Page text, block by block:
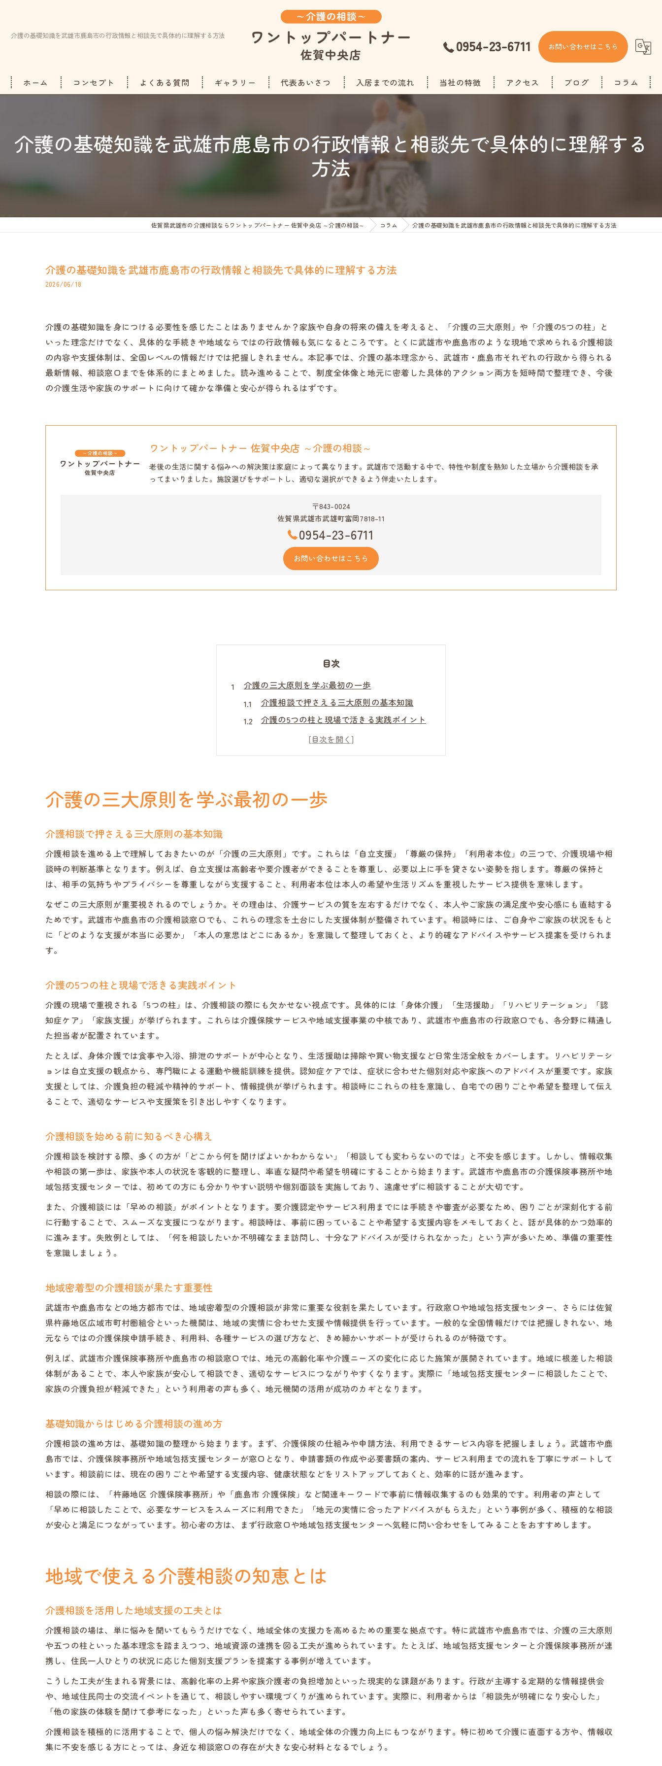
介護の基礎知識を武雄市鹿島市の行政情報と相談先で具体的に理解する方法
0954-23-6711 お問い合わせはこちら
ホーム コンセプト よくある質問 ギャラリー 代表あいさつ 入居までの流れ 当社の特徴
生活保護
アクセス ブログ コラム
介護の基礎知識を武雄市鹿島市の行政情報と相談先で具体的に理解する
方法
佐賀県武雄市の介護相談ならワントップパートナー 佐賀中央店 ～介護の相談～ コラム 介護の基礎知識を武雄市鹿島市の行政情報と相談先で具体的に理解する方法
介護の基礎知識を武雄市鹿島市の行政情報と相談先で具体的に理解する方法
2026/06/18
介護の基礎知識を身につける必要性を感じたことはありませんか？家族や自身の将来の備えを考えると、「介護の三大原則」や「介護の5つの柱」と
いった理念だけでなく、具体的な手続きや地域ならではの行政情報も気になるところです。とくに武雄市や鹿島市のような現地で求められる介護相談
の内容や支援体制は、全国レベルの情報だけでは把握しきれません。本記事では、介護の基本理念から、武雄市・鹿島市それぞれの行政から得られる
最新情報、相談窓口までを体系的にまとめました。読み進めることで、制度全体像と地元に密着した具体的アクション両方を短時間で整理でき、今後
の介護生活や家族のサポートに向けて確かな準備と安心が得られるはずです。
ワントップパートナー 佐賀中央店 ～介護の相談～
老後の生活に関する悩みへの解決策は家庭によって異なります。武雄市で活動する中で、特性や制度を熟知した立場から介護相談を承
ってまいりました。施設選びをサポートし、適切な選択ができるよう伴走いたします。
〒843-0024
佐賀県武雄市武雄町富岡7818-11
0954-23-6711
お問い合わせはこちら
目次
介護の三大原則を学ぶ最初の一歩
介護相談で押さえる三大原則の基本知識
介護の5つの柱と現場で活きる実践ポイント
介護相談を始める前に知るべき心構え
地域密着型の介護相談が果たす重要性
地域で使える介護相談の知恵とは
介護相談を活用した地域支援の工夫とは
地域包括支援と介護相談の連携ポイント
地域の介護相談先を選ぶ際のポイント解説
武雄市鹿島市における介護保険の基礎
武雄市介護相談で知る保険申請の流れ
鹿島市介護保険の基礎知識と相談方法
介護相談窓口の種類と利用方法の基本
相談窓口を活用した家族の支援体制強化
介護相談を通じて得られる安心ポイント
佐賀県の介護支援体制を徹底解説
武雄消防署など地域連携の実際と相談方法
介護保険事務所が果たす役割と相談受付
行政の介護相談窓口とその活用事例紹介
これからの備えに役立つ介護基礎知識
今後の介護相談に必要な基礎知識を整理
高齢化率を踏まえた介護相談の準備方法
介護の三大原則を学ぶ最初の一歩
介護相談で押さえる三大原則の基本知識
介護相談を進める上で理解しておきたいのが「介護の三大原則」です。これらは「自立支援」「尊厳の保持」「利用者本位」の三つで、介護現場や相
談時の判断基準となります。例えば、自立支援は高齢者や要介護者ができることを尊重し、必要以上に手を貸さない姿勢を指します。尊厳の保持と
は、相手の気持ちやプライバシーを尊重しながら支援すること、利用者本位は本人の希望や生活リズムを重視したサービス提供を意味します。
なぜこの三大原則が重要視されるのでしょうか。その理由は、介護サービスの質を左右するだけでなく、本人やご家族の満足度や安心感にも直結する
ためです。武雄市や鹿島市の介護相談窓口でも、これらの理念を土台にした支援体制が整備されています。相談時には、ご自身やご家族の状況をもと
に「どのような支援が本当に必要か」「本人の意思はどこにあるか」を意識して整理しておくと、より的確なアドバイスやサービス提案を受けられま
す。
介護の5つの柱と現場で活きる実践ポイント
介護の現場で重視される「5つの柱」は、介護相談の際にも欠かせない視点です。具体的には「身体介護」「生活援助」「リハビリテーション」「認
知症ケア」「家族支援」が挙げられます。これらは介護保険サービスや地域支援事業の中核であり、武雄市や鹿島市の行政窓口でも、各分野に精通し
た担当者が配置されています。
たとえば、身体介護では食事や入浴、排泄のサポートが中心となり、生活援助は掃除や買い物支援など日常生活全般をカバーします。リハビリテーシ
ョンは自立支援の観点から、専門職による運動や機能訓練を提供。認知症ケアでは、症状に合わせた個別対応や家族へのアドバイスが重要です。家族
支援としては、介護負担の軽減や精神的サポート、情報提供が挙げられます。相談時にこれらの柱を意識し、自宅での困りごとや希望を整理して伝え
ることで、適切なサービスや支援策を引き出しやすくなります。
介護相談を始める前に知るべき心構え
介護相談を検討する際、多くの方が「どこから何を聞けばよいかわからない」「相談しても変わらないのでは」と不安を感じます。しかし、情報収集
や相談の第一歩は、家族や本人の状況を客観的に整理し、率直な疑問や希望を明確にすることから始まります。武雄市や鹿島市の介護保険事務所や地
域包括支援センターでは、初めての方にも分かりやすい説明や個別面談を実施しており、遠慮せずに相談することが大切です。
また、介護相談には「早めの相談」がポイントとなります。要介護認定やサービス利用までには手続きや審査が必要なため、困りごとが深刻化する前
に行動することで、スムーズな支援につながります。相談時は、事前に困っていることや希望する支援内容をメモしておくと、話が具体的かつ効率的
に進みます。失敗例としては、「何を相談したいか不明確なまま訪問し、十分なアドバイスが受けられなかった」という声が多いため、準備の重要性
を意識しましょう。
地域密着型の介護相談が果たす重要性
武雄市や鹿島市などの地方都市では、地域密着型の介護相談が非常に重要な役割を果たしています。行政窓口や地域包括支援センター、さらには佐賀
県杵藤地区広域市町村圏組合といった機関は、地域の実情に合わせた支援や情報提供を行っています。一般的な全国情報だけでは把握しきれない、地
元ならではの介護保険申請手続き、利用料、各種サービスの選び方など、きめ細かいサポートが受けられるのが特徴です。
例えば、武雄市介護保険事務所や鹿島市の相談窓口では、地元の高齢化率や介護ニーズの変化に応じた施策が展開されています。地域に根差した相談
体制があることで、本人や家族が安心して相談でき、適切なサービスにつながりやすくなります。実際に「地域包括支援センターに相談したことで、
家族の介護負担が軽減できた」という利用者の声も多く、地元機関の活用が成功のカギとなります。
基礎知識からはじめる介護相談の進め方
介護相談の進め方は、基礎知識の整理から始まります。まず、介護保険の仕組みや申請方法、利用できるサービス内容を把握しましょう。武雄市や鹿
島市では、介護保険事務所や地域包括支援センターが窓口となり、申請書類の作成や必要書類の案内、サービス利用までの流れを丁寧にサポートして
います。相談前には、現在の困りごとや希望する支援内容、健康状態などをリストアップしておくと、効率的に話が進みます。
相談の際には、「杵藤地区 介護保険事務所」や「鹿島市 介護保険」など関連キーワードで事前に情報収集するのも効果的です。利用者の声として
「早めに相談したことで、必要なサービスをスムーズに利用できた」「地元の実情に合ったアドバイスがもらえた」という事例が多く、積極的な相談
が安心と満足につながっています。初心者の方は、まず行政窓口や地域包括支援センターへ気軽に問い合わせをしてみることをおすすめします。
地域で使える介護相談の知恵とは
介護相談を活用した地域支援の工夫とは
介護相談の場は、単に悩みを聞いてもらうだけでなく、地域全体の支援力を高めるための重要な拠点です。特に武雄市や鹿島市では、介護の三大原則
や五つの柱といった基本理念を踏まえつつ、地域資源の連携を図る工夫が進められています。たとえば、地域包括支援センターと介護保険事務所が連
携し、住民一人ひとりの状況に応じた個別支援プランを提案する事例が増えています。
こうした工夫が生まれる背景には、高齢化率の上昇や家族介護者の負担増加といった現実的な課題があります。行政が主導する定期的な情報提供会
や、地域住民同士の交流イベントを通じて、相談しやすい環境づくりが進められています。実際に、利用者からは「相談先が明確になり安心した」
「他の家族の体験を聞けて参考になった」といった声も多く寄せられています。
介護相談を積極的に活用することで、個人の悩み解決だけでなく、地域全体の介護力向上にもつながります。特に初めて介護に直面する方や、情報収
集に不安を感じる方にとっては、身近な相談窓口の存在が大きな安心材料となるでしょう。
お問い合わせはこちら
お問い合わせはこちら